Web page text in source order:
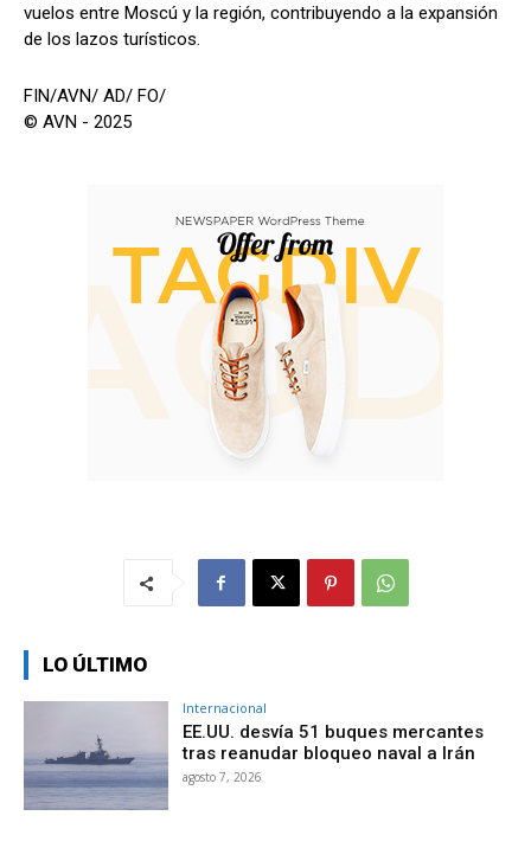
vuelos entre Moscú y la región, contribuyendo a la expansión
de los lazos turísticos.
FIN/AVN/ AD/ FO/
© AVN - 2025
LO ÚLTIMO
Internacional
EE.UU. desvía 51 buques mercantes
tras reanudar bloqueo naval a Irán
agosto 7, 2026